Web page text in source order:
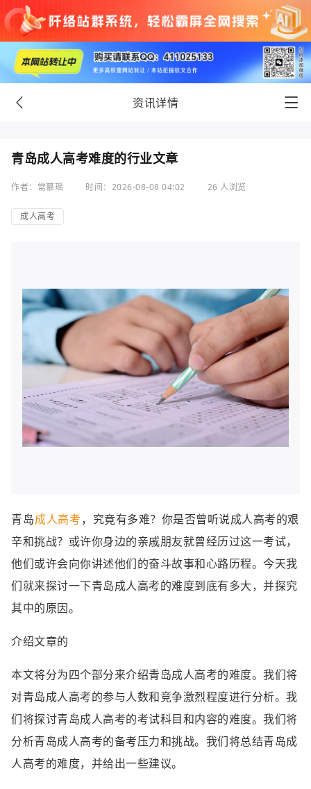
资讯详情
青岛成人高考难度的行业文章
作者：常慕瑶 时间：2026-08-08 04:02 26 人浏览
成人高考
青岛成人高考，究竟有多难？你是否曾听说成人高考的艰
辛和挑战？或许你身边的亲戚朋友就曾经历过这一考试，
他们或许会向你讲述他们的奋斗故事和心路历程。今天我
们就来探讨一下青岛成人高考的难度到底有多大，并探究
其中的原因。
介绍文章的
本文将分为四个部分来介绍青岛成人高考的难度。我们将
对青岛成人高考的参与人数和竞争激烈程度进行分析。我
们将探讨青岛成人高考的考试科目和内容的难度。我们将
分析青岛成人高考的备考压力和挑战。我们将总结青岛成
人高考的难度，并给出一些建议。